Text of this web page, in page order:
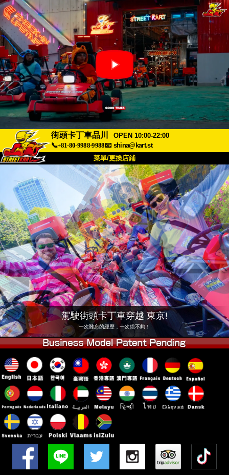
街頭卡丁車品川
OPEN 10:00-22:00
📞+81-80-9988-9988📧 shina@kart.st
菜單/更換店鋪
首頁
關於 規格 價格
交通方式 顧客聲音 常見問題
公司 預訂
更換店鋪
東京 品川 #1 東京 秋葉原 #1
東京 秋葉原 #2 東京 澀谷
東京 澀谷附店 東京灣
東京 淺草 大阪
沖繩
駕駛街頭卡丁車穿越 東京!
一次難忘的經歷，一次絕不夠！